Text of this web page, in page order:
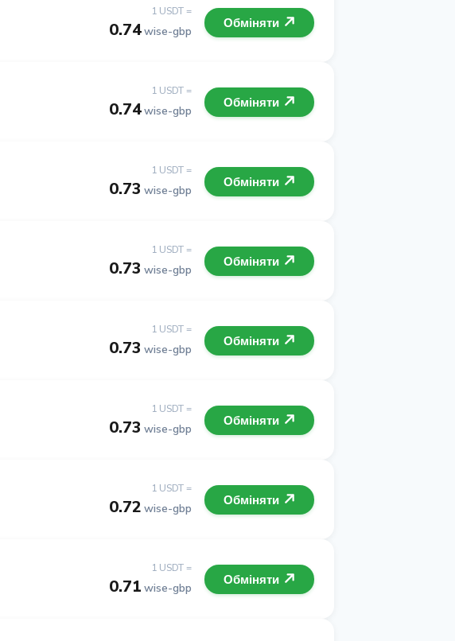
1 USDT =
0.74wise-gbp
Обміняти
1 USDT =
0.74wise-gbp
Обміняти
1 USDT =
0.73 wise-gbp
Обміняти
1 USDT =
0.73 wise-gbp
Обміняти
1 USDT =
0.73 wise-gbp
Обміняти
1 USDT =
0.73 wise-gbp
Обміняти
1 USDT =
0.72 wise-gbp
Обміняти
1 USDT =
0.71 wise-gbp
Обміняти